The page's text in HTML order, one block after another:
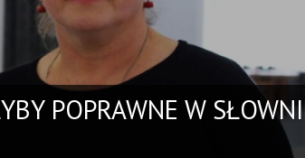
POPRAWNE W